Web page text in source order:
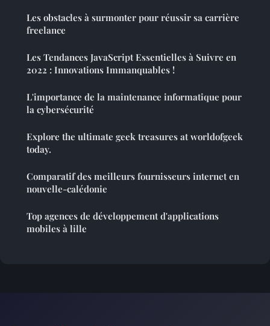
Les obstacles à surmonter pour réussir sa carrière
freelance
Les Tendances JavaScript Essentielles à Suivre en
2022 : Innovations Immanquables !
L'importance de la maintenance informatique pour
la cybersécurité
Explore the ultimate geek treasures at worldofgeek
today.
Comparatif des meilleurs fournisseurs internet en
nouvelle-calédonie
Top agences de développement d'applications
mobiles à lille